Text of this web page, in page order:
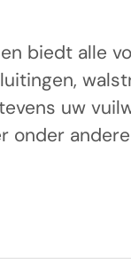
biedt alle
uw
onder